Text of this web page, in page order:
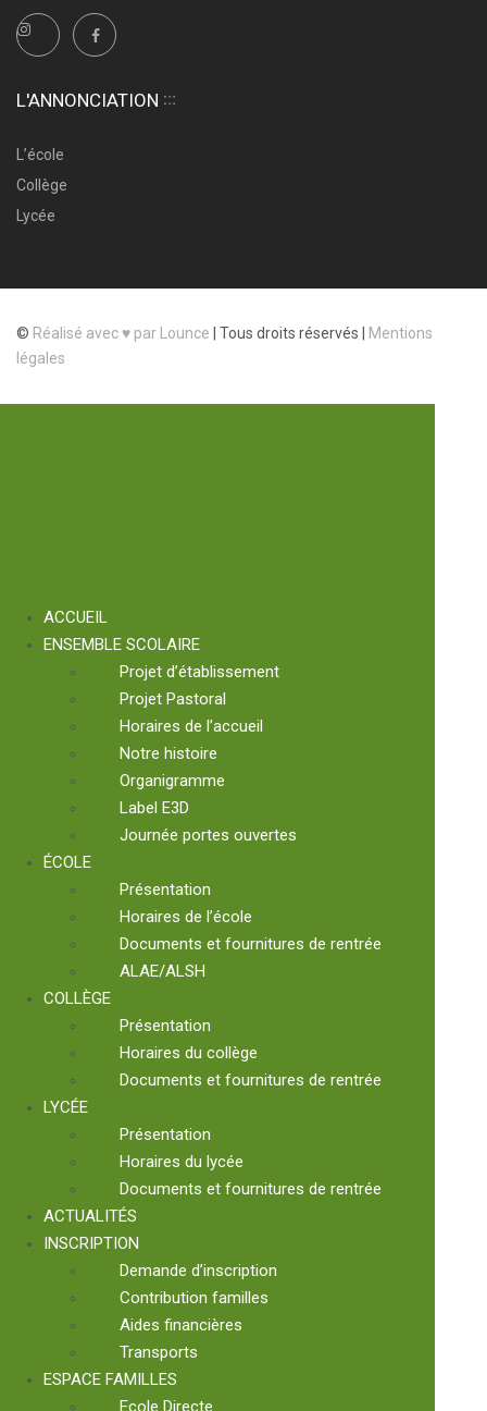
L'ANNONCIATION
L’école
Collège
Lycée
© Réalisé avec ♥ par Lounce Tous droits réservés |
Mentions
légales
ACCUEIL
ENSEMBLE SCOLAIRE
Projet d’établissement
Projet Pastoral
Horaires de l’accueil
Notre histoire
Organigramme
Label E3D
Journée portes ouvertes
ÉCOLE
Présentation
Horaires de l’école
Documents et fournitures de rentrée
ALAE/ALSH
COLLÈGE
Présentation
Horaires du collège
Documents et fournitures de rentrée
LYCÉE
Présentation
Horaires du lycée
Documents et fournitures de rentrée
ACTUALITÉS
INSCRIPTION
Demande d’inscription
Contribution familles
Aides financières
Transports
ESPACE FAMILLES
Ecole Directe